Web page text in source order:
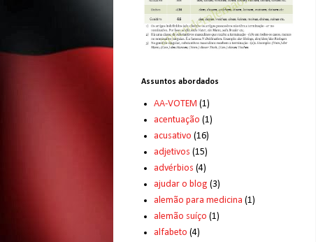
Assuntos abordados
AA-VOTEM (1)
acentuação (1)
acusativo (16)
adjetivos (15)
advérbios (4)
ajudar o blog (3)
alemão para medicina (1)
alemão suíço (1)
alfabeto (4)